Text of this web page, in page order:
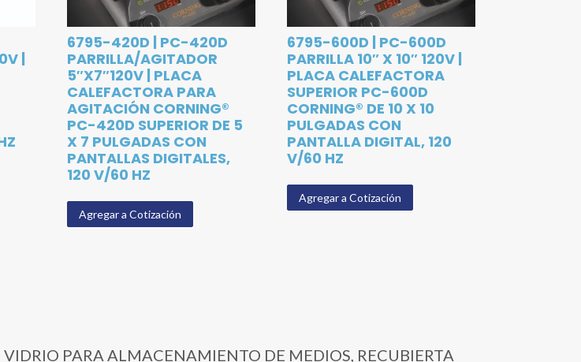
|
6795-420D | PC-420D
PARRILLA/AGITADOR
5″X7″120V | PLACA
CALEFACTORA PARA
AGITACIÓN CORNING®
PC-420D SUPERIOR DE 5
X 7 PULGADAS CON
PANTALLAS DIGITALES,
120 V/60 HZ
Agregar a Cotización
6795-600D | PC-600D
PARRILLA 10″ X 10″ 120V |
PLACA CALEFACTORA
SUPERIOR PC-600D
CORNING® DE 10 X 10
PULGADAS CON
PANTALLA DIGITAL, 120
V/60 HZ
Agregar a Cotización
PARA ALMACENAMIENTO DE MEDIOS, RECUBIERTA